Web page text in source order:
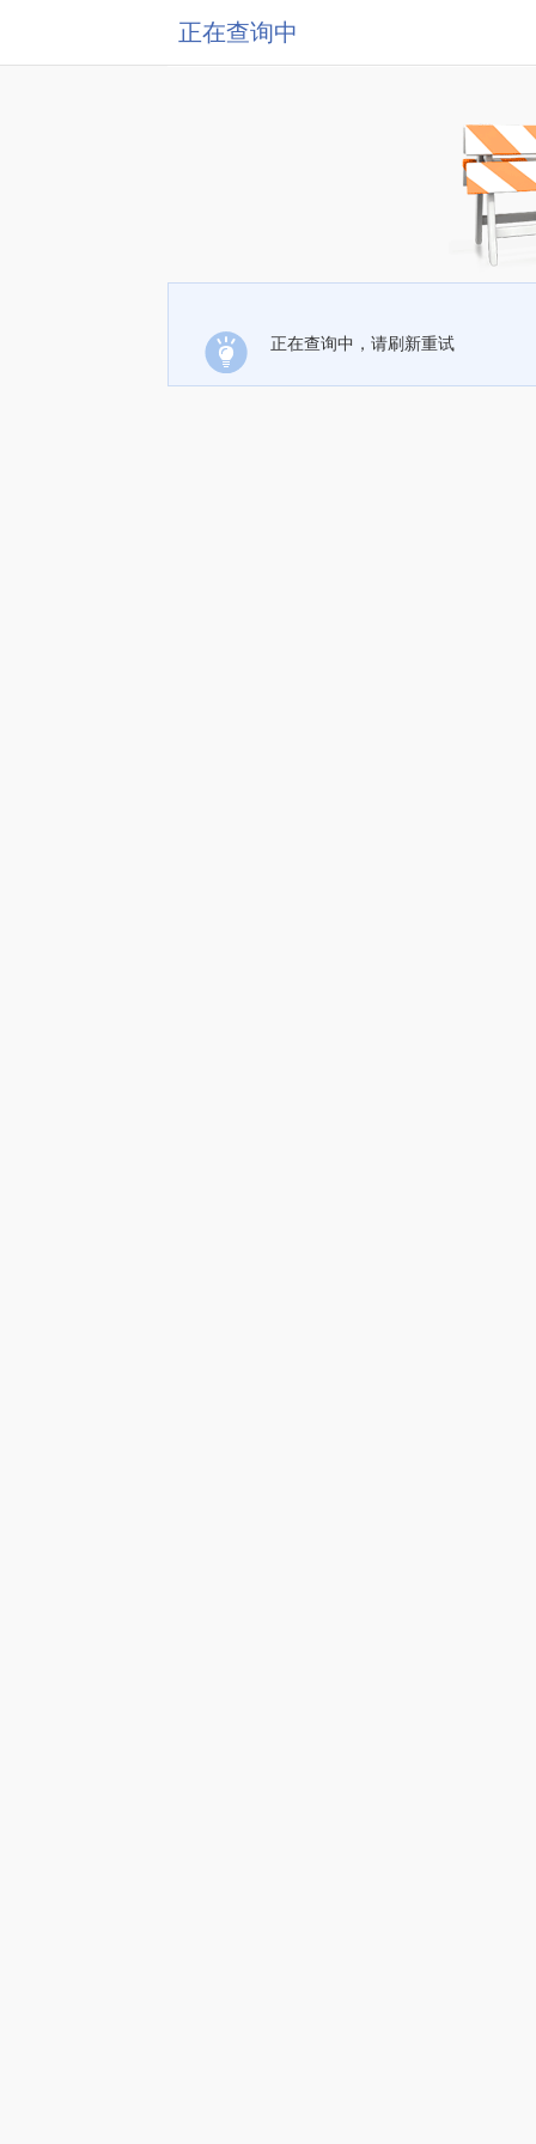
正在查询中
正在查询中，请刷新重试